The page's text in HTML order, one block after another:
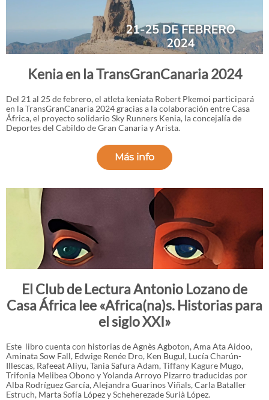
Kenia en la TransGranCanaria 2024
Del 21 al 25 de febrero, el atleta keniata Robert Pkemoi participará
en la TransGranCanaria 2024 gracias a la colaboración entre Casa
África, el proyecto solidario Sky Runners Kenia, la concejalía de
Deportes del Cabildo de Gran Canaria y Arista.
Más info
El Club de Lectura Antonio Lozano de
Casa África lee «Africa(na)s. Historias para
el siglo XXI»
Este libro cuenta con historias de Agnès Agboton, Ama Ata Aidoo,
Aminata Sow Fall, Edwige Renée Dro, Ken Bugul, Lucía Charún-
Illescas, Rafeeat Aliyu, Tania Safura Adam, Tiffany Kagure Mugo,
Trifonia Melibea Obono y Yolanda Arroyo Pizarro traducidas por
Alba Rodríguez García, Alejandra Guarinos Viñals, Carla Bataller
Estruch, Marta Sofía López y Scheherezade Surià López.